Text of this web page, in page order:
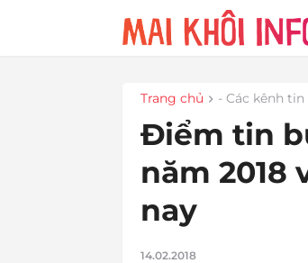
Trang chủ - Các kênh
Điểm tin
năm 2018
nay
14.02.2018